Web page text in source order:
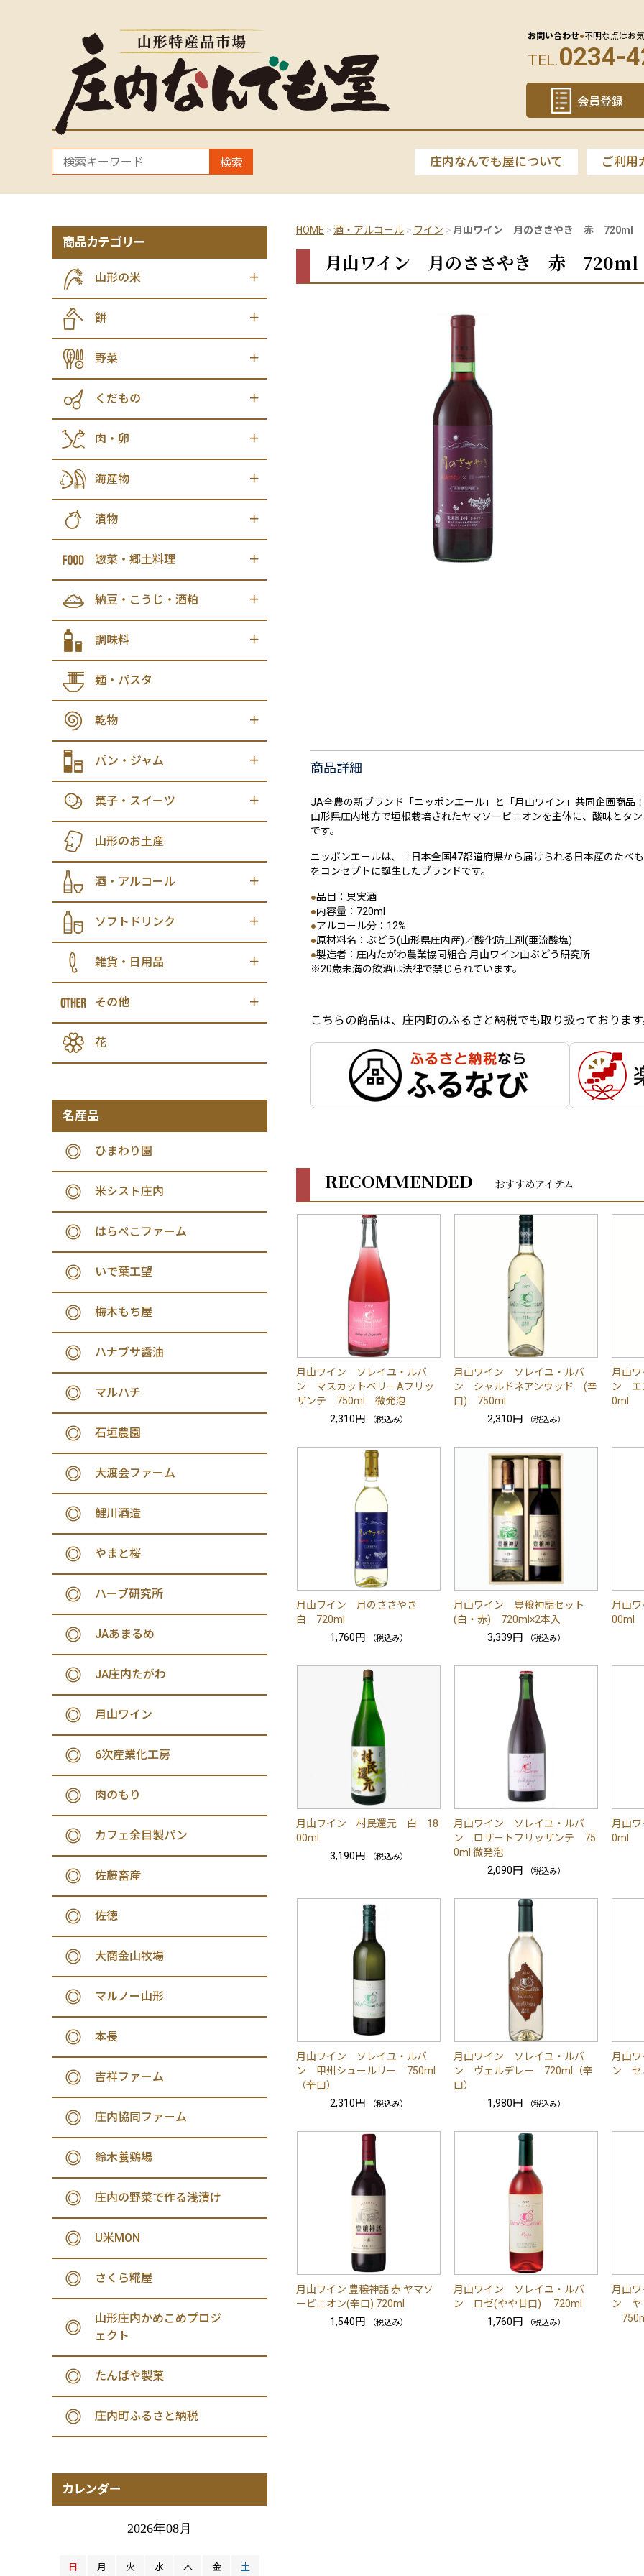
お問い合わせ●不明な点はお
TEL.0234-
会員登録
検索 庄内なんでも屋について ご利用
HOME 酒・アルコール ワイン 月山ワイン 月のささやき 赤 720ml
月山ワイン 月のささやき 赤 720ml
商品詳細
JA全農の新ブランド「ニッポンエール」と「月山ワイン」共同企画商品
山形県庄内地方で垣根栽培されたヤマソービニオンを主体に、酸味とタ
です。
ニッポンエールは、「日本全国47都道府県から届けられる日本産のたべ
をコンセプトに誕生したブランドです。
●品目：果実酒
●内容量：720ml
●アルコール分：12%
●原材料名：ぶどう(山形県庄内産)／酸化防止剤(亜流酸塩)
●製造者：庄内たがわ農業協同組合 月山ワイン山ぶどう研究所
※20歳未満の飲酒は法律で禁じられています。
こちらの商品は、庄内町のふるさと納税でも取り扱っておりま
RECOMMENDED おすすめアイテム
月山ワイン ソレイユ・ルバ
ン マスカットベリーAフリッ
ザンテ 750ml 微発泡
2,310円
（税込み）
月山ワイン ソレイユ・ルバ
ン シャルドネアンウッド (辛
口) 750ml
2,310円
（税込み）
月山
ン エ
0ml
月山ワイン 月のささやき
白 720ml
1,760円
（税込み）
月山ワイン 豊穣神話セット
(白・赤) 720ml×2本入
3,339円
（税込み）
月山
00ml
月山ワイン 村民還元 白 18
00ml
3,190円
（税込み）
月山ワイン ソレイユ・ルバ
ン ロザートフリッザンテ 75
0ml 微発泡
2,090円
（税込み）
月山
0ml
月山ワイン ソレイユ・ルバ
ン 甲州シュールリー 750ml
（辛口）
2,310円
（税込み）
月山ワイン ソレイユ・ルバ
ン ヴェルデレー 720ml（辛
口）
1,980円
（税込み）
月山
ン セ
月山ワイン 豊穣神話 赤 ヤマソ
ービニオン(辛口) 720ml
1,540円
（税込み）
月山ワイン ソレイユ・ルバ
ン ロゼ(やや甘口) 720ml
1,760円
（税込み）
月山
ン ヤ
商品カテゴリー
山形の米
餅
野菜
くだもの
肉・卵
海産物
漬物
惣菜・郷土料理
納豆・こうじ・酒粕
調味料
麺・パスタ
乾物
パン・ジャム
菓子・スイーツ
山形のお土産
酒・アルコール
ソフトドリンク
雑貨・日用品
その他
花
名産品
ひまわり園
米シスト庄内
はらぺこファーム
いで葉工望
梅木もち屋
ハナブサ醤油
マルハチ
石垣農園
大渡会ファーム
鯉川酒造
やまと桜
ハーブ研究所
JAあまるめ
JA庄内たがわ
月山ワイン
6次産業化工房
肉のもり
カフェ余目製パン
佐藤畜産
佐徳
大商金山牧場
マルノー山形
本長
吉祥ファーム
庄内協同ファーム
鈴木養鶏場
庄内の野菜で作る浅漬け
U米MON
さくら糀屋
山形庄内かめこめプロジ
ェクト
たんばや製菓
庄内町ふるさと納税
カレンダー
2026年08月
日 月 火 水 木 金 土